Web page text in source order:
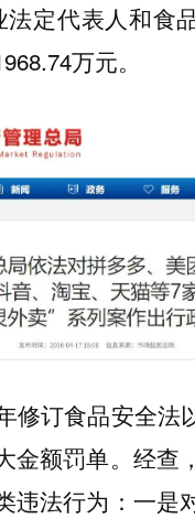
法定代表人和食
万元。
修订食品安全法
金额罚单。经查
违法行为：一是